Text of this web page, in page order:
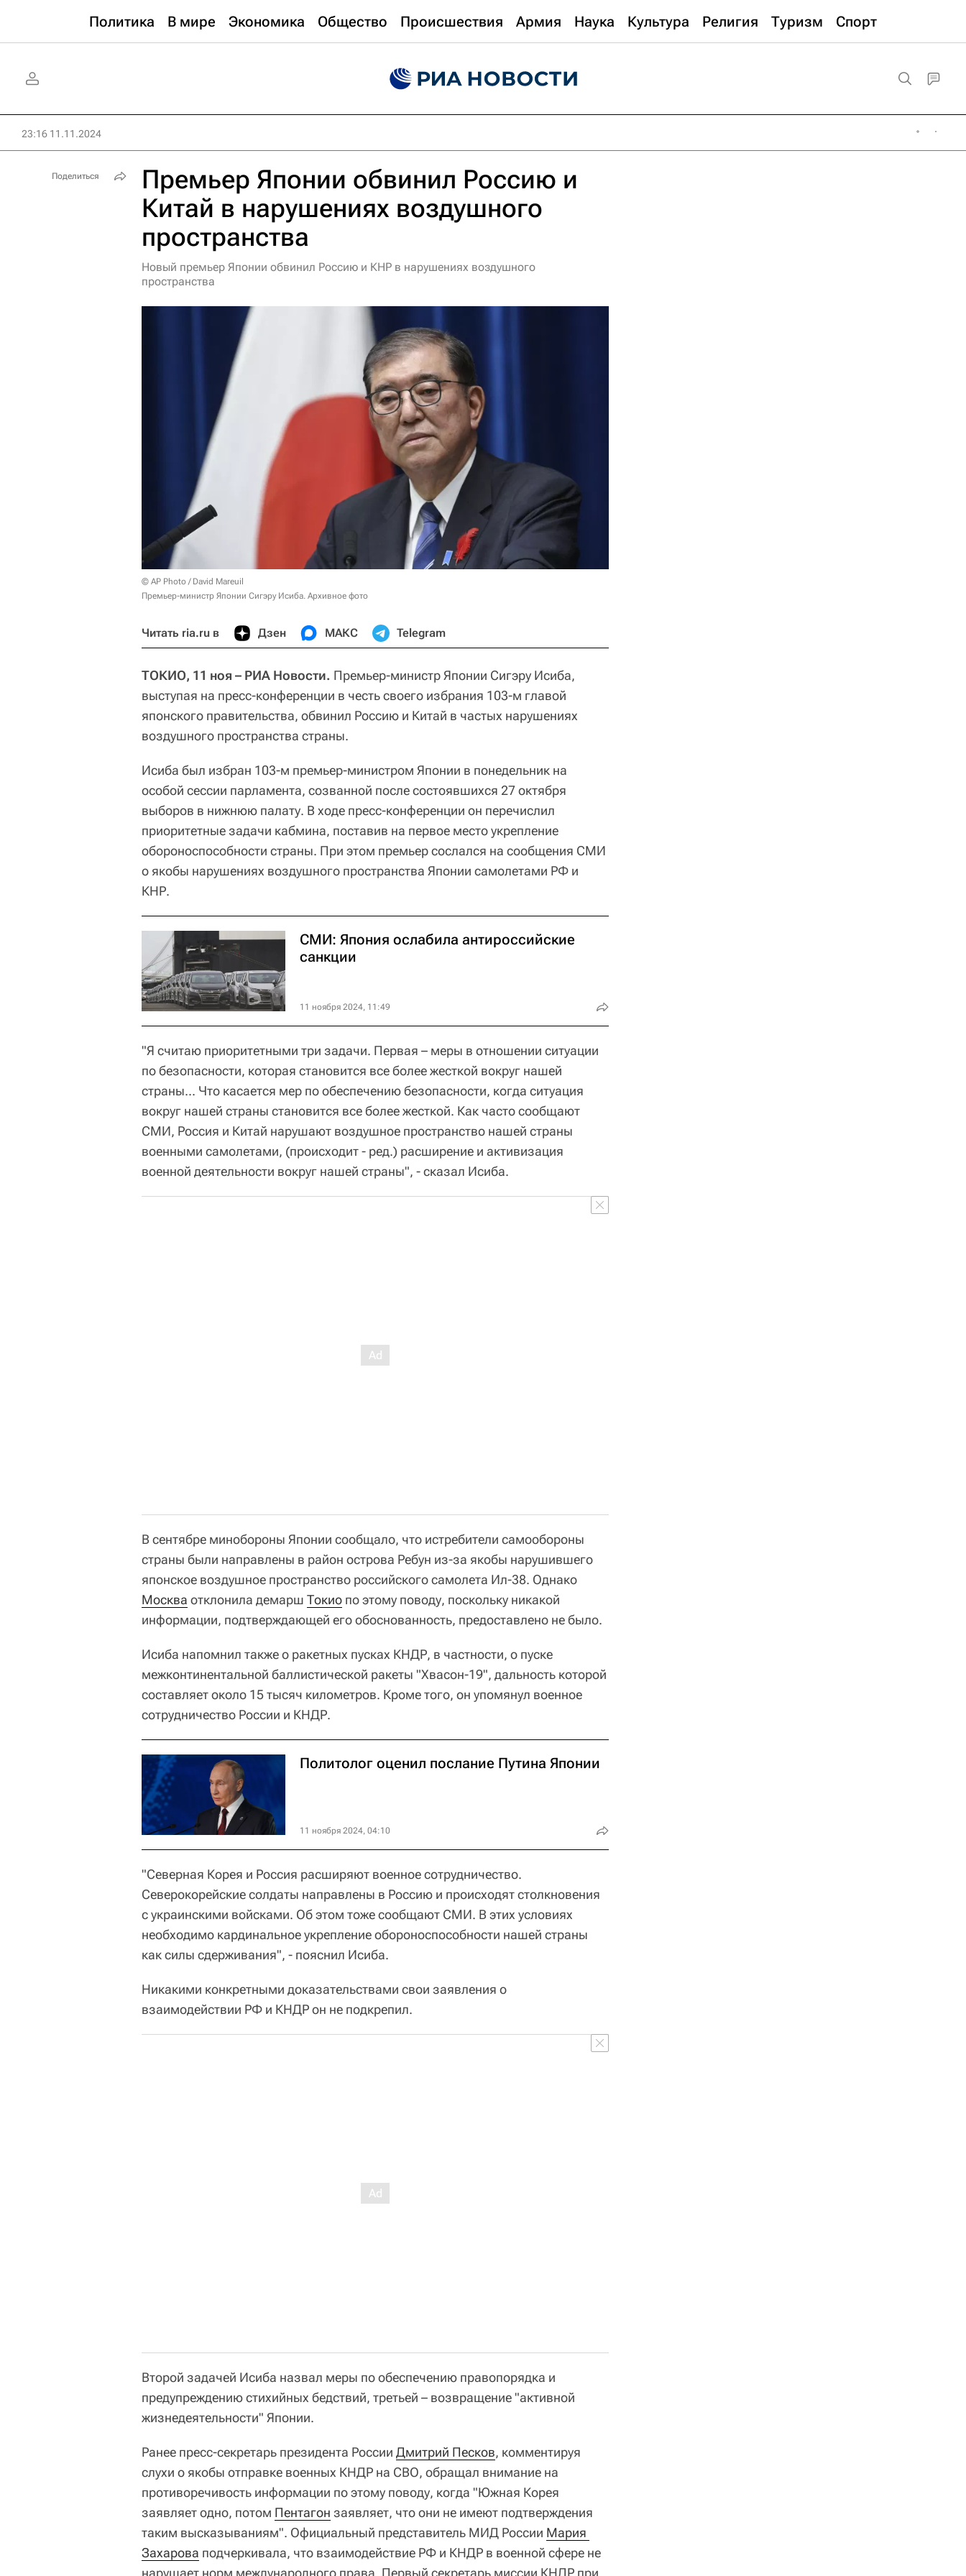
Политика В мире Экономика Общество Происшествия Армия Наука Культура Религия Туризм Спорт
23:16 11.11.2024
Премьер Японии обвинил Россию и
Китай в нарушениях воздушного
пространства
Новый премьер Японии обвинил Россию и КНР в нарушениях воздушного
пространства
© AP Photo / David Mareuil
Премьер-министр Японии Сигэру Исиба. Архивное фото
Читать ria.ru в Дзен МАКС Telegram
ТОКИО, 11 ноя – РИА Новости. Премьер-министр Японии Сигэру Исиба,
выступая на пресс-конференции в честь своего избрания 103-м главой
японского правительства, обвинил Россию и Китай в частых нарушениях
воздушного пространства страны.
Исиба был избран 103-м премьер-министром Японии в понедельник на
особой сессии парламента, созванной после состоявшихся 27 октября
выборов в нижнюю палату. В ходе пресс-конференции он перечислил
приоритетные задачи кабмина, поставив на первое место укрепление
обороноспособности страны. При этом премьер сослался на сообщения СМИ
о якобы нарушениях воздушного пространства Японии самолетами РФ и
КНР.
СМИ: Япония ослабила антироссийские
санкции
11 ноября 2024, 11:49
"Я считаю приоритетными три задачи. Первая – меры в отношении ситуации
по безопасности, которая становится все более жесткой вокруг нашей
страны... Что касается мер по обеспечению безопасности, когда ситуация
вокруг нашей страны становится все более жесткой. Как часто сообщают
СМИ, Россия и Китай нарушают воздушное пространство нашей страны
военными самолетами, (происходит - ред.) расширение и активизация
военной деятельности вокруг нашей страны", - сказал Исиба.
В сентябре минобороны Японии сообщало, что истребители самообороны
страны были направлены в район острова Ребун из-за якобы нарушившего
японское воздушное пространство российского самолета Ил-38. Однако
Москва отклонила демарш Токио по этому поводу, поскольку никакой
информации, подтверждающей его обоснованность, предоставлено не было.
Исиба напомнил также о ракетных пусках КНДР, в частности, о пуске
межконтинентальной баллистической ракеты "Хвасон-19", дальность которой
составляет около 15 тысяч километров. Кроме того, он упомянул военное
сотрудничество России и КНДР.
Политолог оценил послание Путина Японии
11 ноября 2024, 04:10
"Северная Корея и Россия расширяют военное сотрудничество.
Северокорейские солдаты направлены в Россию и происходят столкновения
с украинскими войсками. Об этом тоже сообщают СМИ. В этих условиях
необходимо кардинальное укрепление обороноспособности нашей страны
как силы сдерживания", - пояснил Исиба.
Никакими конкретными доказательствами свои заявления о
взаимодействии РФ и КНДР он не подкрепил.
Второй задачей Исиба назвал меры по обеспечению правопорядка и
предупреждению стихийных бедствий, третьей – возвращение "активной
жизнедеятельности" Японии.
Ранее пресс-секретарь президента России Дмитрий Песков, комментируя
слухи о якобы отправке военных КНДР на СВО, обращал внимание на
противоречивость информации по этому поводу, когда "Южная Корея
заявляет одно, потом Пентагон заявляет, что они не имеют подтверждения
таким высказываниям". Официальный представитель МИД России Мария
Захарова подчеркивала, что взаимодействие РФ и КНДР в военной сфере не
нарушает норм международного права. Первый секретарь миссии КНДР при
Поделиться